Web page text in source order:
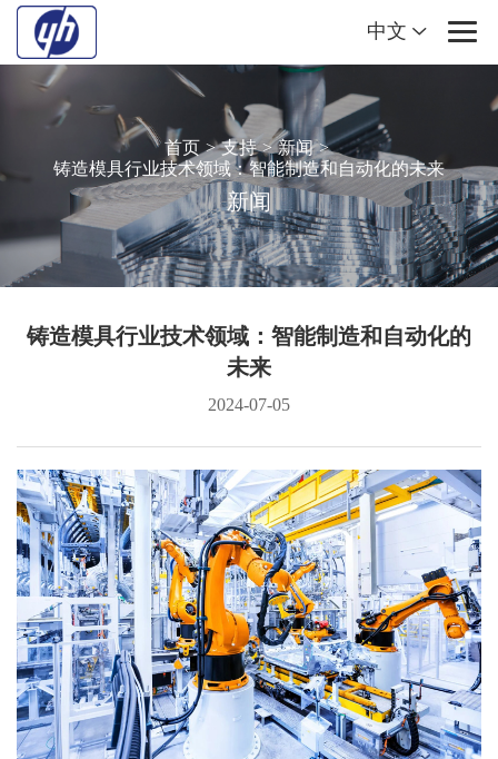
中文
首页 > 支持 > 新闻 >
铸造模具行业技术领域：智能制造和自动化的未来
新闻
铸造模具行业技术领域：智能制造和自动化的
未来
2024-07-05